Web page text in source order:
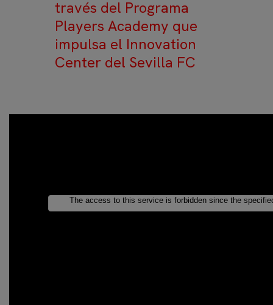
través del Programa
Players Academy que
impulsa el Innovation
Center del Sevilla FC